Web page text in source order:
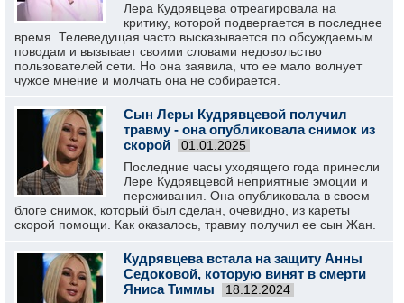
Лера Кудрявцева отреагировала на
критику, которой подвергается в последнее
время. Телеведущая часто высказывается по обсуждаемым
поводам и вызывает своими словами недовольство
пользователей сети. Но она заявила, что ее мало волнует
чужое мнение и молчать она не собирается.
Сын Леры Кудрявцевой получил
травму - она опубликовала снимок из
скорой
01.01.2025
Последние часы уходящего года принесли
Лере Кудрявцевой неприятные эмоции и
переживания. Она опубликовала в своем
блоге снимок, который был сделан, очевидно, из кареты
скорой помощи. Как оказалось, травму получил ее сын Жан.
Кудрявцева встала на защиту Анны
Седоковой, которую винят в смерти
Яниса Тиммы
18.12.2024